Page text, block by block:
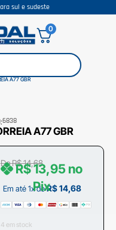
sul e sudeste
0
A77 GBR
6838
A77 GBR
DeR$14,68
Em até 1x deR$14,68
R$13,95 no
Pix
4 em stock